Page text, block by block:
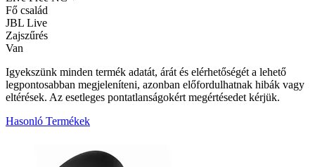
Fő család
JBL Live
Zajszűrés
Van
Igyekszünk minden termék adatát, árát és elérhetőségét a lehető
legpontosabban megjeleníteni, azonban előfordulhatnak hibák vagy
eltérések. Az esetleges pontatlanságokért megértésedet kérjük.
Hasonló Termékek